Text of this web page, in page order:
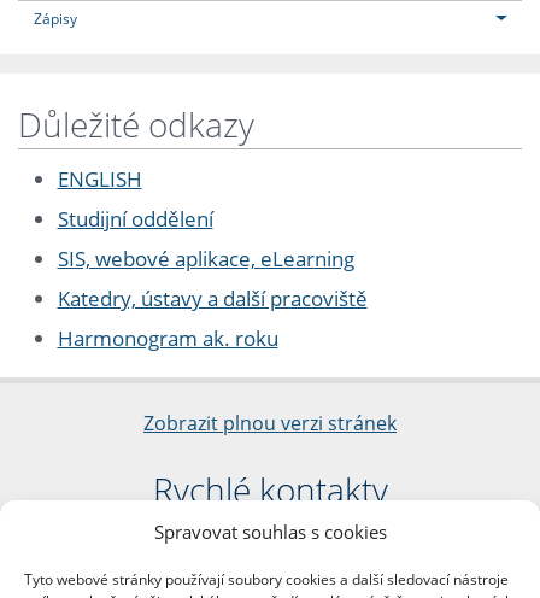
Spravovat souhlas s cookies
Tyto webové stránky používají soubory cookies a další sledovací nástroje
Zápisy
Důležité odkazy
ENGLISH
Studijní oddělení
SIS, webové aplikace, eLearning
Katedry, ústavy a další pracoviště
Harmonogram ak. roku
Zobrazit plnou verzi stránek
Rychlé kontakty
Filozofická fakulta
nám. Jana Palacha 1/2